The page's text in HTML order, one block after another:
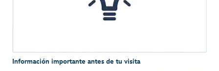
Información importante antes de tu visita